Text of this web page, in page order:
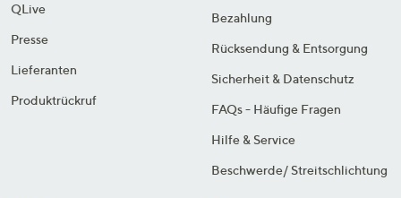
QLive
Presse
Lieferanten
Produktrückruf
Bezahlung
Rücksendung & Entsorgung
Sicherheit & Datenschutz
FAQs - Häufige Fragen
Hilfe & Service
Beschwerde/ Streitschlichtung